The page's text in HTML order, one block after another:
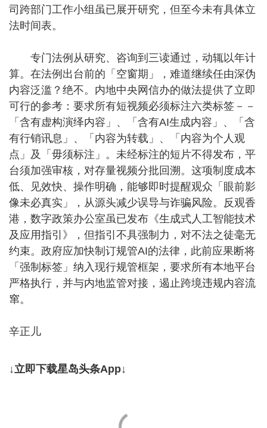
司跨部门工作小组虽已展开研究，但至今未有具体立
法时间表。
专门法例从研究、咨询到三读通过，动辄以年计
算。在法例出台前的「空窗期」，难道继续任由深伪
内容泛滥？绝不。内地中央网信办的做法提供了立即
可行的参考：要求所有短视频必须标注六类标签－－
「含有虚构演绎内容」、「含有AI生成内容」、「含
有行销讯息」、「内容为转载」、「内容为个人观
点」及「毋须标注」。未经标注的短片不得发布，平
台须加强审核，对存量视频分批回溯。这项制度成本
低、见效快、操作明确，能够即时提醒观众「眼前影
像未必真实」，从源头减少误导与诈骗风险。反观香
港，数字政策办公室虽已发布《生成式人工智能技术
及应用指引》，但指引不具强制力，对不法之徒毫无
约束。政府应加快制订规管AI的法律，此前应果断将
「强制标签」纳入现行规管框架，要求所有本地平台
严格执行，并与内地监管对接，遏止跨境违规内容流
窜。
辛正儿
↓立即下载星岛头条App↓